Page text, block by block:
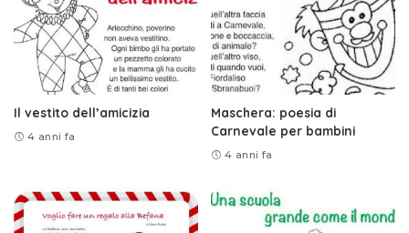
Il vestito dell’amicizia
4 anni fa
Maschera: poesia di
Carnevale per bambini
4 anni fa